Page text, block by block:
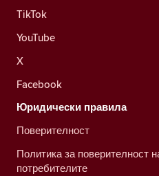
TikTok
YouTube
X
Facebook
Юридически правила
Поверителност
Политика за поверителност
потребителите